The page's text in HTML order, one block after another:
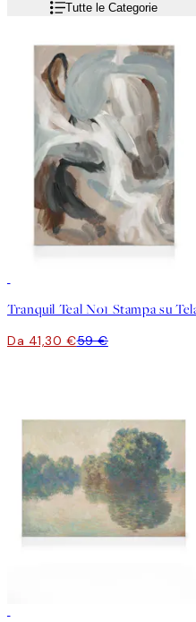
Tutte le Categorie
Tranquil Teal No1 Stampa su
Da 41,30 €59 €